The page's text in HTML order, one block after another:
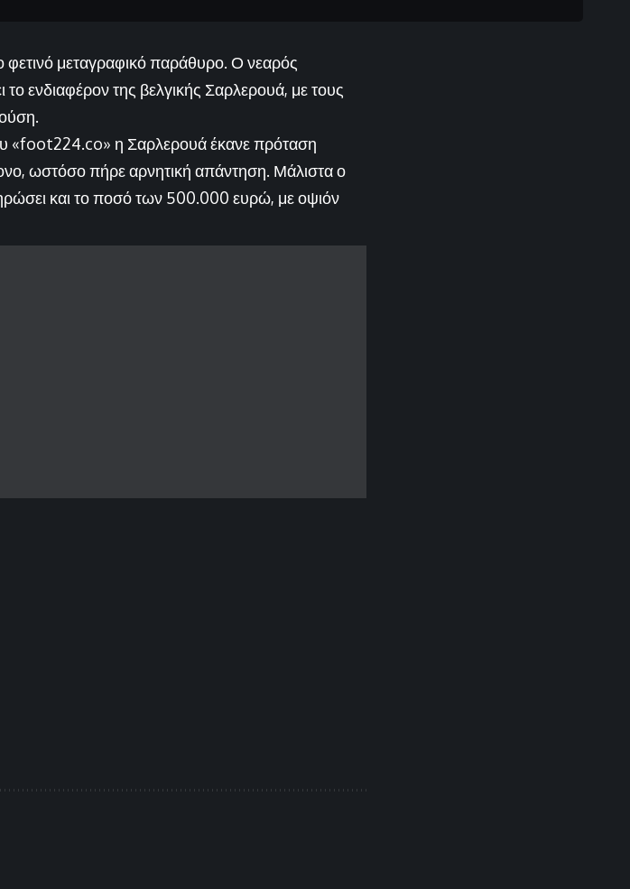
φετινό μεταγραφικό παράθυρο. Ο νεαρός
το ενδιαφέρον της βελγικής Σαρλερουά, με τους
«foot224.co» η Σαρλερουά έκανε πρόταση
ωστόσο πήρε αρνητική απάντηση. Μάλιστα ο
και το ποσό των 500.000 ευρώ, με οψιόν